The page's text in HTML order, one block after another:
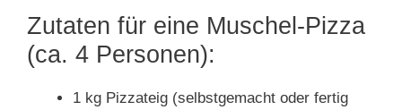
Zutaten für eine Muschel-Pizza
(ca. 4 Personen):
1 kg Pizzateig (selbstgemacht oder fertig